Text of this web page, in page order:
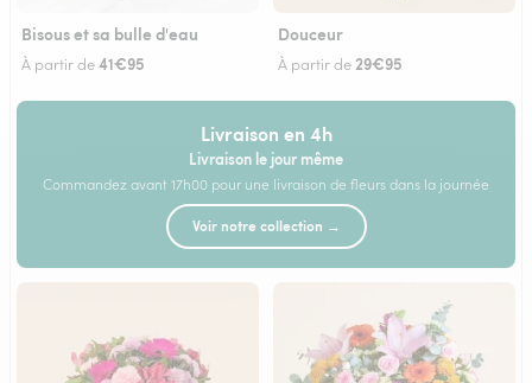
Bisous et sa bulle d'eau
À partir de41€95
Douceur
À partir de29€95
Livraison en 4h
Livraison le jour même
Commandez avant 17h00 pour une livraison de fleurs dans la journée
Voir notre collection →